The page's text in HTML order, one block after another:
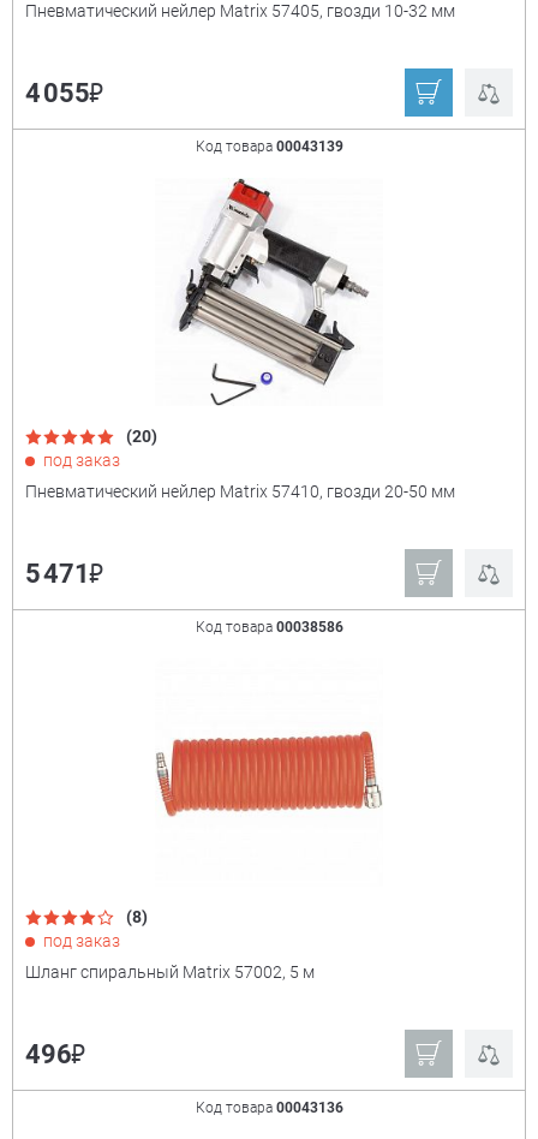
Ещё
Пневматический нейлер Matrix 57405, гвозди 10-32 мм
4 055₽
Код товара 00043139
(20)
под заказ
Пневматический нейлер Matrix 57410, гвозди 20-50 мм
5 471₽
Код товара 00038586
(8)
под заказ
Шланг спиральный Matrix 57002, 5 м
496₽
Код товара 00043136